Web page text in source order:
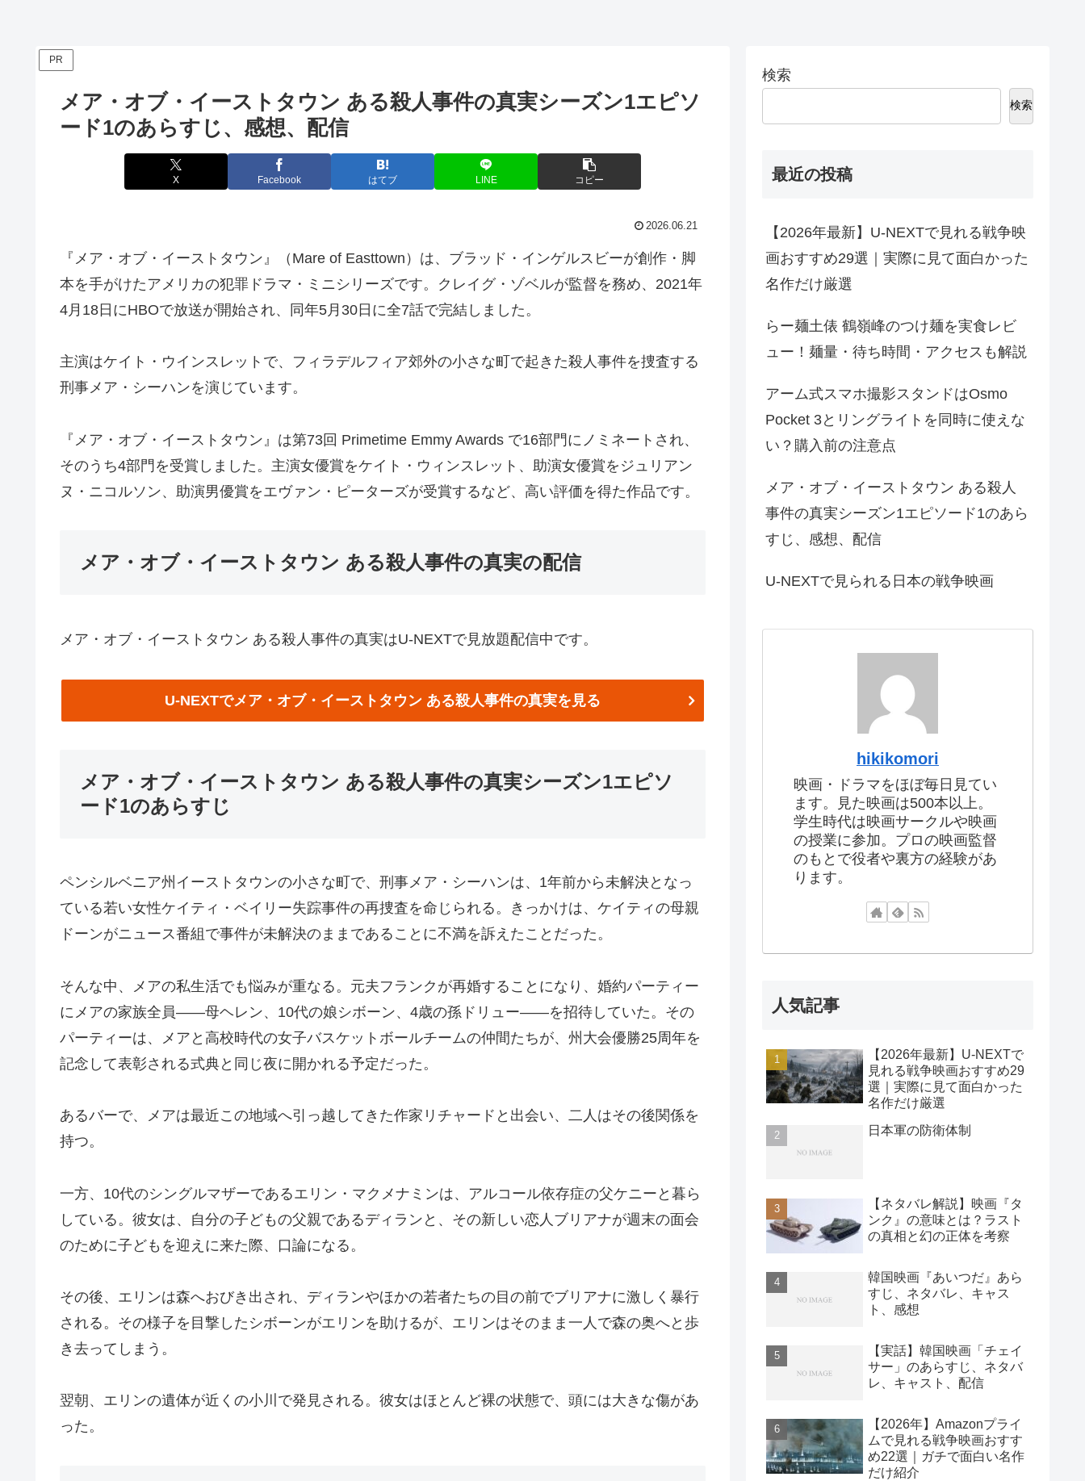
PR
メア・オブ・イーストタウン ある殺人事件の真実シーズン1エピソ
ード1のあらすじ、感想、配信
X Facebook はてブ LINE コピー
2026.06.21
『メア・オブ・イーストタウン』（Mare of Easttown）は、ブラッド・インゲルスビーが創作・脚
本を手がけたアメリカの犯罪ドラマ・ミニシリーズです。クレイグ・ゾベルが監督を務め、2021年
4月18日にHBOで放送が開始され、同年5月30日に全7話で完結しました。
主演はケイト・ウインスレットで、フィラデルフィア郊外の小さな町で起きた殺人事件を捜査する
刑事メア・シーハンを演じています。
『メア・オブ・イーストタウン』は第73回 Primetime Emmy Awards で16部門にノミネートされ、
そのうち4部門を受賞しました。主演女優賞をケイト・ウィンスレット、助演女優賞をジュリアン
ヌ・ニコルソン、助演男優賞をエヴァン・ピーターズが受賞するなど、高い評価を得た作品です。
メア・オブ・イーストタウン ある殺人事件の真実の配信
メア・オブ・イーストタウン ある殺人事件の真実はU-NEXTで見放題配信中です。
U-NEXTでメア・オブ・イーストタウン ある殺人事件の真実を見る
メア・オブ・イーストタウン ある殺人事件の真実シーズン1エピソ
ード1のあらすじ
ペンシルベニア州イーストタウンの小さな町で、刑事メア・シーハンは、1年前から未解決となっ
ている若い女性ケイティ・ベイリー失踪事件の再捜査を命じられる。きっかけは、ケイティの母親
ドーンがニュース番組で事件が未解決のままであることに不満を訴えたことだった。
そんな中、メアの私生活でも悩みが重なる。元夫フランクが再婚することになり、婚約パーティー
にメアの家族全員――母ヘレン、10代の娘シボーン、4歳の孫ドリュー――を招待していた。その
パーティーは、メアと高校時代の女子バスケットボールチームの仲間たちが、州大会優勝25周年を
記念して表彰される式典と同じ夜に開かれる予定だった。
あるバーで、メアは最近この地域へ引っ越してきた作家リチャードと出会い、二人はその後関係を
持つ。
一方、10代のシングルマザーであるエリン・マクメナミンは、アルコール依存症の父ケニーと暮ら
している。彼女は、自分の子どもの父親であるディランと、その新しい恋人ブリアナが週末の面会
のために子どもを迎えに来た際、口論になる。
その後、エリンは森へおびき出され、ディランやほかの若者たちの目の前でブリアナに激しく暴行
される。その様子を目撃したシボーンがエリンを助けるが、エリンはそのまま一人で森の奥へと歩
き去ってしまう。
翌朝、エリンの遺体が近くの小川で発見される。彼女はほとんど裸の状態で、頭には大きな傷があ
った。
検索
検索
最近の投稿
【2026年最新】U-NEXTで見れる戦争映
画おすすめ29選｜実際に見て面白かった
名作だけ厳選
らー麺土俵 鶴嶺峰のつけ麺を実食レビ
ュー！麺量・待ち時間・アクセスも解説
アーム式スマホ撮影スタンドはOsmo
Pocket 3とリングライトを同時に使えな
い？購入前の注意点
メア・オブ・イーストタウン ある殺人
事件の真実シーズン1エピソード1のあら
すじ、感想、配信
U-NEXTで見られる日本の戦争映画
hikikomori
映画・ドラマをほぼ毎日見てい
ます。見た映画は500本以上。
学生時代は映画サークルや映画
の授業に参加。プロの映画監督
のもとで役者や裏方の経験があ
ります。
人気記事
【2026年最新】U-NEXTで
見れる戦争映画おすすめ29
選｜実際に見て面白かった
名作だけ厳選
日本軍の防衛体制
【ネタバレ解説】映画『タ
ンク』の意味とは？ラスト
の真相と幻の正体を考察
韓国映画『あいつだ』あら
すじ、ネタバレ、キャス
ト、感想
【実話】韓国映画「チェイ
サー」のあらすじ、ネタバ
レ、キャスト、配信
【2026年】Amazonプライ
ムで見れる戦争映画おすす
め22選｜ガチで面白い名作
だけ紹介